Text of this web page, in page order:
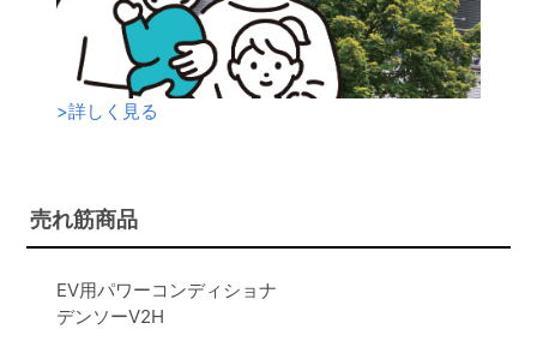
>詳しく見る
売れ筋商品
EV用パワーコンディショナ
デンソーV2H